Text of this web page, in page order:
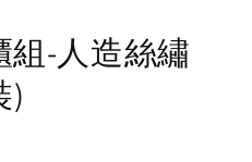
-人造絲繡
)